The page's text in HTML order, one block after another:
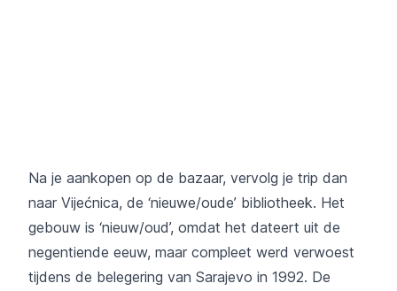
Na je aankopen op de bazaar, vervolg je trip dan
naar Vijećnica, de ‘nieuwe/oude’ bibliotheek. Het
gebouw is ‘nieuw/oud’, omdat het dateert uit de
negentiende eeuw, maar compleet werd verwoest
tijdens de belegering van Sarajevo in 1992. De